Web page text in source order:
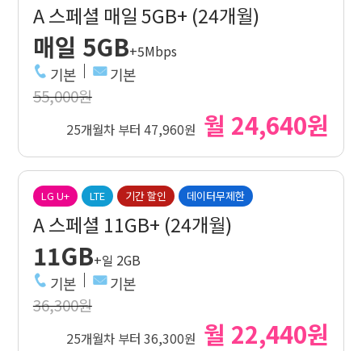
A 스페셜 매일 5GB+ (24개월)
매일 5GB+5Mbps
기본 기본
55,000원
25개월차 부터 47,960원 월 24,640원
LG U+ LTE 기간 할인 데이터무제한
A 스페셜 11GB+ (24개월)
11GB+일 2GB
기본 기본
36,300원
25개월차 부터 36,300원 월 22,440원